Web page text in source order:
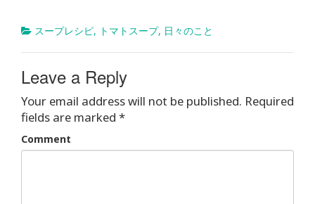
スープレシピ, トマトスープ, 日々のこと
Leave a Reply
Your email address will not be published. Required
fields are marked *
Comment